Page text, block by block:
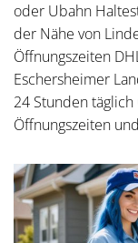
oder Ubahn
der Nähe von
Öffnungszeiten
Eschersheimer
24 Stunden
Öffnungszeiten